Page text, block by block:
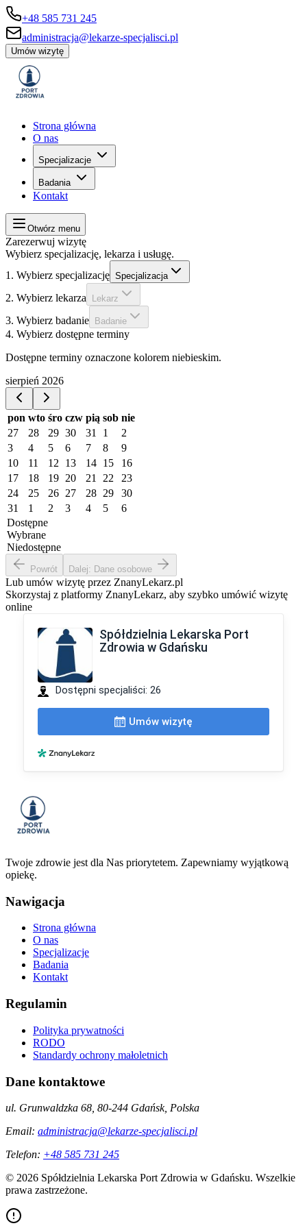
+48 585 731 245
administracja@lekarze-specjalisci.pl
Umów wizytę
Strona główna
O nas
Specjalizacje
Badania
Kontakt
Otwórz menu
Zarezerwuj wizytę
Wybierz specjalizację, lekarza i usługę.
1. Wybierz specjalizację Specjalizacja
2. Wybierz lekarza Lekarz
3. Wybierz badanie Badanie
4. Wybierz dostępne terminy
Dostępne terminy oznaczone kolorem niebieskim.
sierpień 2026
pon wto śro czw pią sob nie
27
28 29 30 31 1
2
3
4 5 6 7 8
9
10
11 12 13 14 15
16
17
18 19 20 21 22
23
24
25 26 27 28 29
30
31
1 2 3 4 5
6
Dostępne
Wybrane
Niedostępne
Powrót Dalej: Dane osobowe
Lub umów wizytę przez ZnanyLekarz.pl
Skorzystaj z platformy ZnanyLekarz, aby szybko umówić wizytę
online
Twoje zdrowie jest dla Nas priorytetem. Zapewniamy wyjątkową
opiekę.
Nawigacja
Strona główna
O nas
Specjalizacje
Badania
Kontakt
Regulamin
Polityka prywatności
RODO
Standardy ochrony małoletnich
Dane kontaktowe
ul. Grunwaldzka 68, 80-244 Gdańsk, Polska
Email: administracja@lekarze-specjalisci.pl
Telefon: +48 585 731 245
© 2026 Spółdzielnia Lekarska Port Zdrowia w Gdańsku. Wszelkie
prawa zastrzeżone.